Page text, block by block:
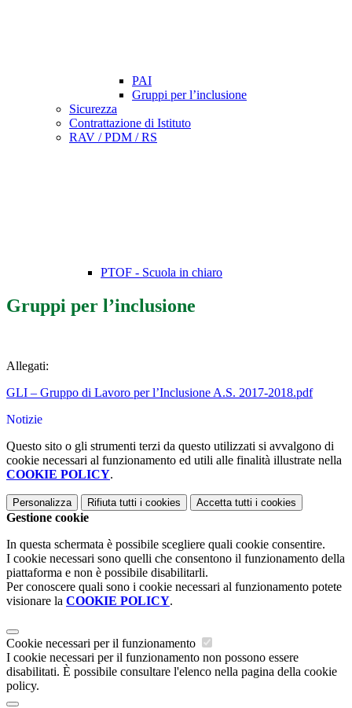
PAI
Gruppi per l’inclusione
Sicurezza
Contrattazione di Istituto
RAV / PDM / RS
PTOF - Scuola in chiaro
Gruppi per l’inclusione
Allegati:
GLI – Gruppo di Lavoro per l’Inclusione A.S. 2017-2018.pdf
Notizie
Questo sito o gli strumenti terzi da questo utilizzati si avvalgono di
cookie necessari al funzionamento ed utili alle finalità illustrate nella
COOKIE POLICY.
Personalizza Rifiuta tutti i cookies Accetta tutti i cookies
Gestione cookie
In questa schermata è possibile scegliere quali cookie consentire.
I cookie necessari sono quelli che consentono il funzionamento della
piattaforma e non è possibile disabilitarli.
Per conoscere quali sono i cookie necessari al funzionamento potete
visionare la COOKIE POLICY.
Cookie necessari per il funzionamento
I cookie necessari per il funzionamento non possono essere
disabilitati. È possibile consultare l'elenco nella pagina della cookie
policy.